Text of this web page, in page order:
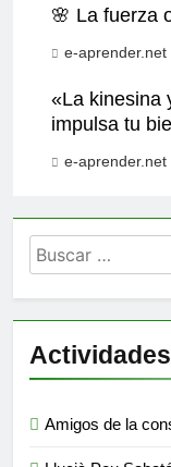
🌸 La fuerza
e-aprender.net
«La kinesina
impulsa tu
e-aprender.net
Buscar:
Amigos de la